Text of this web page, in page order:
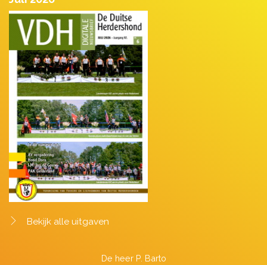
Bekijk alle uitgaven
De heer P. Barto